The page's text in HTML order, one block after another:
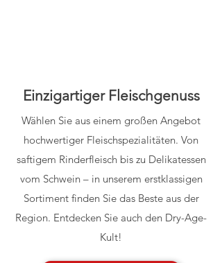
Einzigartiger Fleischgenuss
Wählen Sie aus einem großen Angebot
hochwertiger Fleischspezialitäten. Von
saftigem Rinderfleisch bis zu Delikatessen
vom Schwein – in unserem erstklassigen
Sortiment finden Sie das Beste aus der
Region. Entdecken Sie auch den Dry-Age-
Kult!